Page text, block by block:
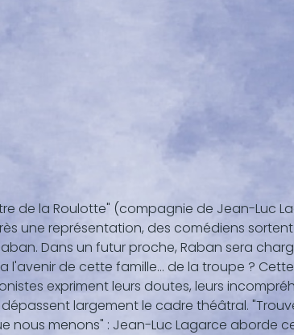
de la Roulotte" (compagnie de Jean-Luc
une représentation, des comédiens
Dans un futur proche, Raban sera
l'avenir de cette famille… de la troupe ?
expriment leurs doutes, leurs
largement le cadre théâtral.
nous menons" : Jean-Luc Lagarce aborde